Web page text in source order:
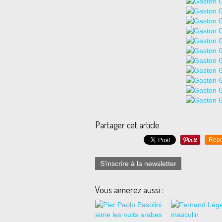
Partager cet article
S'inscrire à la newsletter
Vous aimerez aussi :